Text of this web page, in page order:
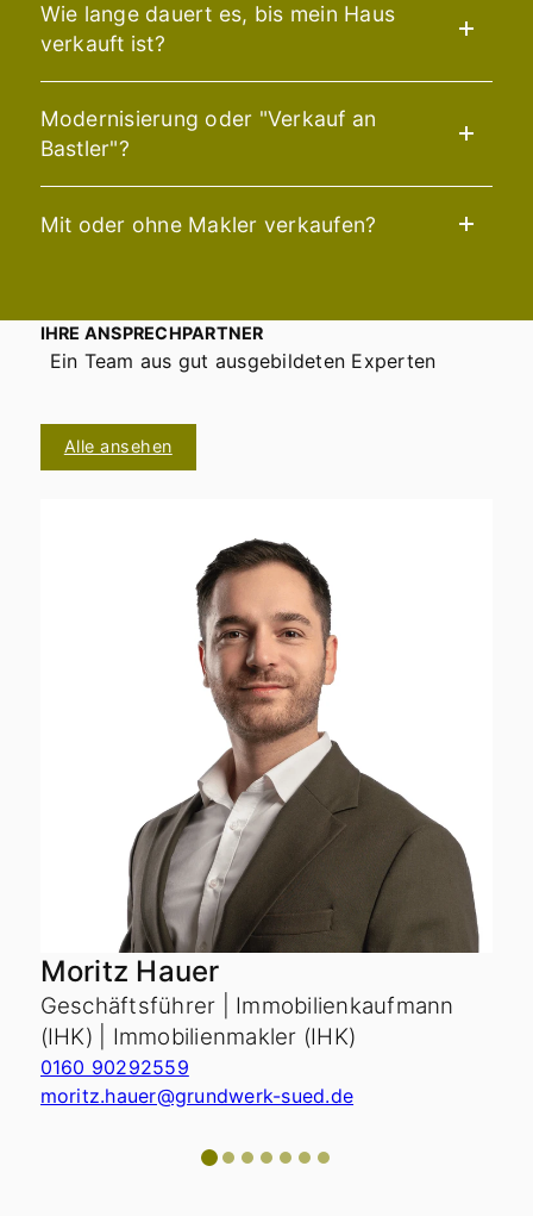
Wie lange dauert es, bis mein Haus
verkauft ist?
Modernisierung oder "Verkauf an
Bastler"?
Mit oder ohne Makler verkaufen?
IHRE ANSPRECHPARTNER
Ein Team aus gut ausgebildeten Experten
Alle ansehen
Moritz Hauer
Geschäftsführer | Immobilienkaufmann
(IHK) | Immobilienmakler (IHK)
0160 90292559
moritz.hauer@grundwerk-sued.de